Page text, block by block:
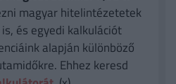
magyar hitelintézetetek
és egyedi kalkulációt
alapján különböző
Ehhez keresd